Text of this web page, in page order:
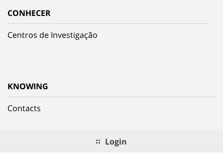
CONHECER
Centros de Investigação
KNOWING
Contacts
Login